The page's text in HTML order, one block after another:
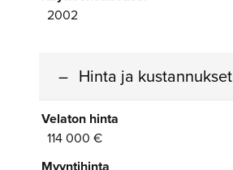
2002
Hinta ja kustannukset
Velaton hinta
114 000 €
Myyntihinta